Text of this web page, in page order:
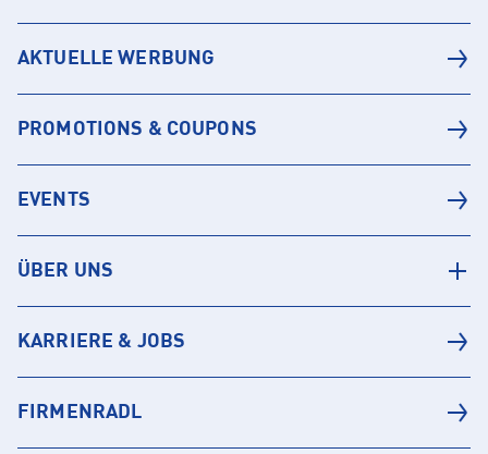
AKTUELLE WERBUNG
PROMOTIONS & COUPONS
EVENTS
ÜBER UNS
KARRIERE & JOBS
FIRMENRADL